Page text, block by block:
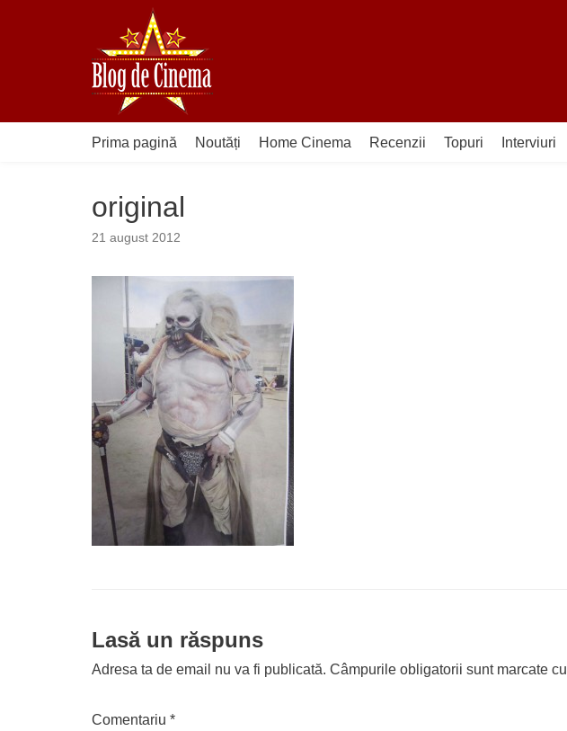
Prima pagină Noutăți Home Cinema Recenzii Topuri Interviuri
original
21 august 2012
Lasă un răspuns
Adresa ta de email nu va fi publicată. Câmpurile obligatorii sunt marcate cu
Comentariu *